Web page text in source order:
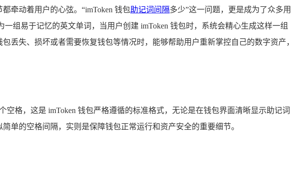
牵动着用户的心弦。“imToken 钱包助记词间隔多少”这一问题，更是成为了众多用
组易于记忆的英文单词，当用户创建 imToken 钱包时，系统会精心生成这样一组
丢失、损坏或者需要恢复钱包等情况时，能够帮助用户重新掌控自己的数字资产，
空格，这是 imToken 钱包严格遵循的标准格式，无论是在钱包界面清晰显示助记词
单的空格间隔，实则是保障钱包正常运行和资产安全的重要细节。